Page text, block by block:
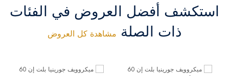
استكشف أفضل العروض في الفئات
ذات الصلة مشاهدة كل العروض